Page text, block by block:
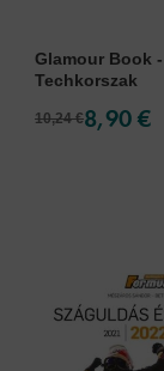
Glamour Book -
Techkorszak
10,24 €8,90 €